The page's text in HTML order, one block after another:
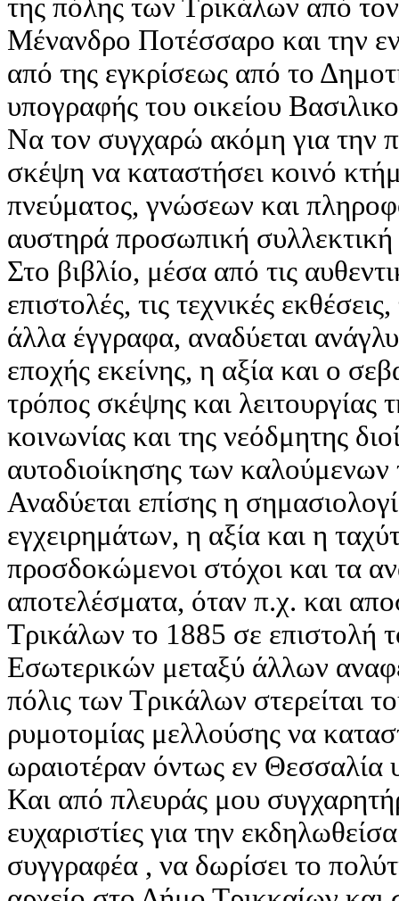
της πόλης των Τρικάλων από
Μένανδρο Ποτέσσαρο και την
από της εγκρίσεως από το
υπογραφής του οικείου
Να τον συγχαρώ ακόμη για την
σκέψη να καταστήσει κοινό
πνεύματος, γνώσεων και
αυστηρά προσωπική
Στο βιβλίο, μέσα από τις
επιστολές, τις τεχνικές
άλλα έγγραφα, αναδύεται
εποχής εκείνης, η αξία και ο
τρόπος σκέψης και λειτουργίας
κοινωνίας και της νεόδμητης
αυτοδιοίκησης των
Αναδύεται επίσης η
εγχειρημάτων, η αξία και η
προσδοκώμενοι στόχοι και τα
αποτελέσματα, όταν π.χ. και
Τρικάλων το 1885 σε επιστολή
Εσωτερικών μεταξύ άλλων
πόλις των Τρικάλων στερείται
ρυμοτομίας μελλούσης να
ωραιοτέραν όντως εν
Και από πλευράς μου
ευχαριστίες για την
συγγραφέα , να δωρίσει το